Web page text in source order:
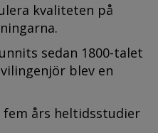
kvaliteten på
sedan 1800-talet
blev en
års heltidsstudier